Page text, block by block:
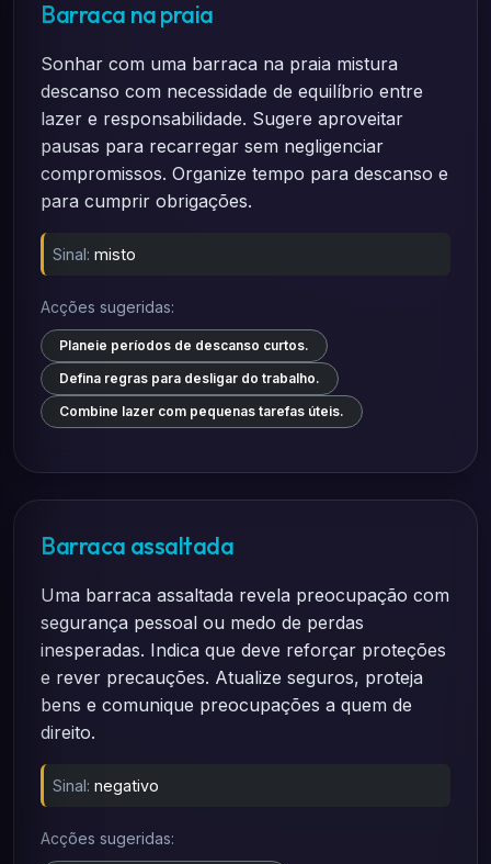
Barraca na praia
Sonhar com uma barraca na praia mistura
descanso com necessidade de equilíbrio entre
lazer e responsabilidade. Sugere aproveitar
pausas para recarregar sem negligenciar
compromissos. Organize tempo para descanso e
para cumprir obrigações.
Sinal: misto
Acções sugeridas:
Planeie períodos de descanso curtos.
Defina regras para desligar do trabalho.
Combine lazer com pequenas tarefas úteis.
Barraca assaltada
Uma barraca assaltada revela preocupação com
segurança pessoal ou medo de perdas
inesperadas. Indica que deve reforçar proteções
e rever precauções. Atualize seguros, proteja
bens e comunique preocupações a quem de
direito.
Sinal: negativo
Acções sugeridas: